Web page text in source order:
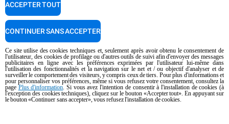
Panneau numérique
Control d'humidité
Lavage automatique
Consommation en kWh: 36,6 kWh/jour
Émissions de CO2: 0 Kg CO2/jour
13 271.00 CHFhors TVA COMPARER
Ce site utilise des cookies techniques et, seulement après avoir obtenu le consentement de
l'utilisateur, des cookies de profilage ou d'autres outils de suivi afin d'envoyer des messages
publicitaires en ligne avec les préférences exprimées par l'utilisateur lui-même dans
l'utilisation des fonctionnalités et la navigation sur le net et / ou objectif d'analyser et de
surveiller le comportement des visiteurs, y compris ceux de tiers. Pour plus d'informations et
pour personnaliser vos préférences, même si vous refusez votre consentement, consultez la
page Plus d'information. Si vous avez l'intention de consentir à l'installation de cookies (à
l'exception des cookies techniques), cliquez sur le bouton «Accepter tout». En appuyant sur
le bouton «Continuer sans accepter», vous refusez l'installation de cookies.
ACCEPTER TOUT
CONTINUER SANS ACCEPTER